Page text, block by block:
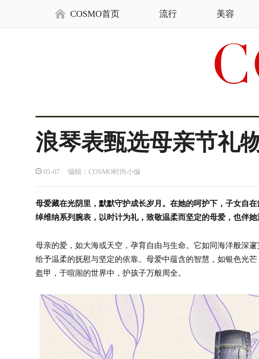
COSMO首页 流行 美容
浪琴表甄选母亲节礼
05-07 编辑：COSMO时尚小编
母爱藏在光阴里，默默守护成长岁月。在她的呵护下，子女自
绰维纳系列腕表，以时计为礼，致敬温柔而坚定的母爱，也伴她
母亲的爱，如大海或天空，孕育自由与生命。它如同海洋般深
给予温柔的抚慰与坚定的依靠。母爱中蕴含的智慧，如银色光
盔甲，于喧闹的世界中，护孩子万般周全。